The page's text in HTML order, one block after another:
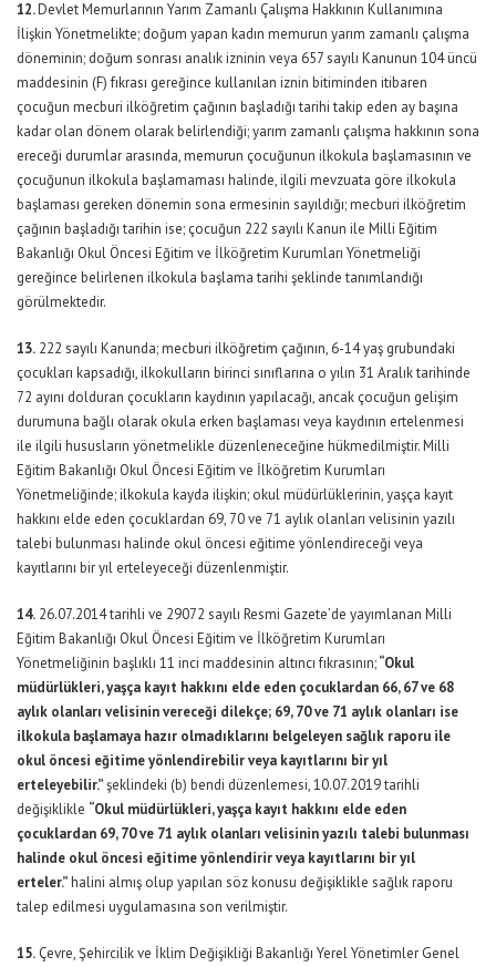
12.Devlet Memurlarının Yarım Zamanlı Çalışma Hakkının Kullanımına
İlişkin Yönetmelikte; doğum yapan kadın memurun yarım zamanlı çalışma
döneminin; doğum sonrası analık izninin veya 657 sayılı Kanunun 104 üncü
maddesinin (F) fıkrası gereğince kullanılan iznin bitiminden itibaren
çocuğun mecburi ilköğretim çağının başladığı tarihi takip eden ay başına
kadar olan dönem olarak belirlendiği; yarım zamanlı çalışma hakkının sona
ereceği durumlar arasında, memurun çocuğunun ilkokula başlamasının ve
çocuğunun ilkokula başlamaması halinde, ilgili mevzuata göre ilkokula
başlaması gereken dönemin sona ermesinin sayıldığı; mecburi ilköğretim
çağının başladığı tarihin ise; çocuğun 222 sayılı Kanun ile Milli Eğitim
Bakanlığı Okul Öncesi Eğitim ve İlköğretim Kurumları Yönetmeliği
gereğince belirlenen ilkokula başlama tarihi şeklinde tanımlandığı
görülmektedir.
13. 222 sayılı Kanunda; mecburi ilköğretim çağının, 6-14 yaş grubundaki
çocukları kapsadığı, ilkokulların birinci sınıflarına o yılın 31 Aralık tarihinde
72 ayını dolduran çocukların kaydının yapılacağı, ancak çocuğun gelişim
durumuna bağlı olarak okula erken başlaması veya kaydının ertelenmesi
ile ilgili hususların yönetmelikle düzenleneceğine hükmedilmiştir. Milli
Eğitim Bakanlığı Okul Öncesi Eğitim ve İlköğretim Kurumları
Yönetmeliğinde; ilkokula kayda ilişkin; okul müdürlüklerinin, yaşça kayıt
hakkını elde eden çocuklardan 69, 70 ve 71 aylık olanları velisinin yazılı
talebi bulunması halinde okul öncesi eğitime yönlendireceği veya
kayıtlarını bir yıl erteleyeceği düzenlenmiştir.
14. 26.07.2014 tarihli ve 29072 sayılı Resmi Gazete’de yayımlanan Milli
Eğitim Bakanlığı Okul Öncesi Eğitim ve İlköğretim Kurumları
Yönetmeliğinin başlıklı 11 inci maddesinin altıncı fıkrasının;“Okul
müdürlükleri, yaşça kayıt hakkını elde eden çocuklardan 66, 67 ve 68
aylık olanları velisinin vereceği dilekçe; 69, 70 ve 71 aylık olanları ise
ilkokula başlamaya hazır olmadıklarını belgeleyen sağlık raporu ile
okul öncesi eğitime yönlendirebilir veya kayıtlarını bir yıl
erteleyebilir.”şeklindeki (b) bendi düzenlemesi, 10.07.2019 tarihli
değişiklikle “Okul müdürlükleri, yaşça kayıt hakkını elde eden
çocuklardan 69, 70 ve 71 aylık olanları velisinin yazılı talebi bulunması
halinde okul öncesi eğitime yönlendirir veya kayıtlarını bir yıl
erteler.”halini almış olup yapılan söz konusu değişiklikle sağlık raporu
talep edilmesi uygulamasına son verilmiştir.
15. Çevre, Şehircilik ve İklim Değişikliği Bakanlığı Yerel Yönetimler Genel